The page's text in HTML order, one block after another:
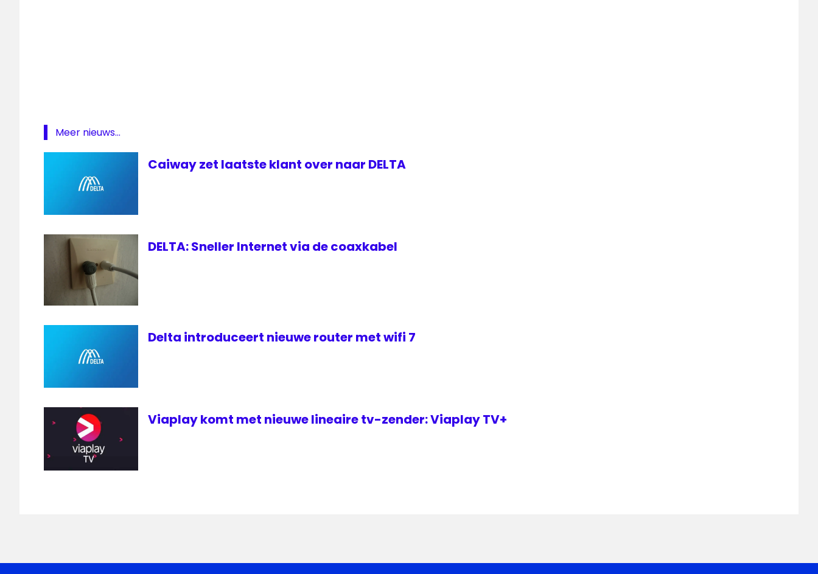
Meer nieuws...
Caiway zet laatste klant over naar DELTA
DELTA: Sneller Internet via de coaxkabel
Delta introduceert nieuwe router met wifi 7
Viaplay komt met nieuwe lineaire tv-zender: Viaplay TV+